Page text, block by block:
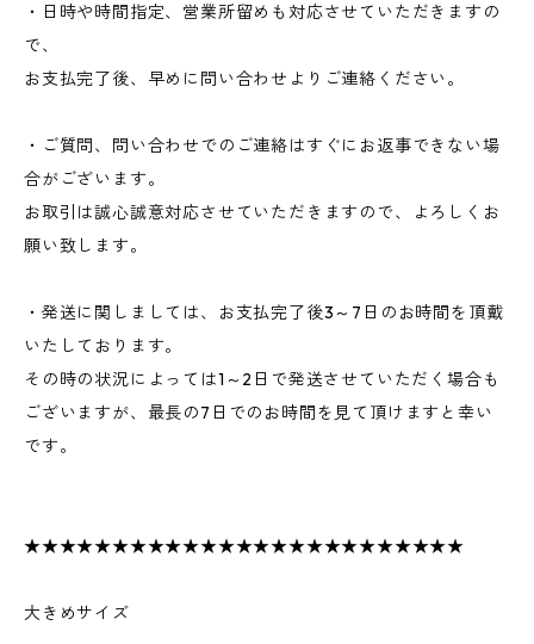
・日時や時間指定、営業所留めも対応させていただきますの
で、
お支払完了後、早めに問い合わせよりご連絡ください。
・ご質問、問い合わせでのご連絡はすぐにお返事できない場
合がございます。
お取引は誠心誠意対応させていただきますので、よろしくお
願い致します。
・発送に関しましては、お支払完了後3～7日のお時間を頂戴
いたしております。
その時の状況によっては1～2日で発送させていただく場合も
ございますが、最長の7日でのお時間を見て頂けますと幸い
です。
★★★★★★★★★★★★★★★★★★★★★★★★★
大きめサイズ